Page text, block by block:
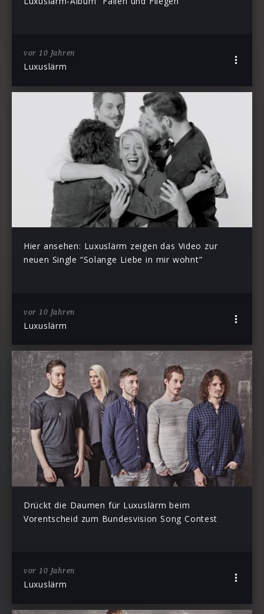
vor 10 Jahren
Luxuslärm
Hier ansehen: Luxuslärm zeigen das Video zur
neuen Single “Solange Liebe in mir wohnt”
vor 10 Jahren
Luxuslärm
Drückt die Daumen für Luxuslärm beim
Vorentscheid zum Bundesvision Song Contest
vor 10 Jahren
Luxuslärm